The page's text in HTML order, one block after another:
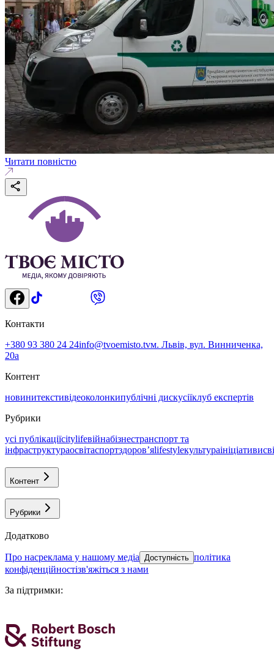
Читати повністю
Контакти
+380 93 380 24 24info@tvoemisto.tvм. Львів, вул. Винниченка,
20а
Контент
новинитекстивідеоколонкипублічні дискусіїклуб експертів
Рубрики
усі публікаціїcitylifeвійнабізнестранспорт та
інфраструктураосвітаспортздоровʼяlifestyleкультураініціативи
Контент
Рубрики
Додатково
про насреклама у нашому медіа Доступність політика
конфіденційностізв'яжіться з нами
За підтримки: